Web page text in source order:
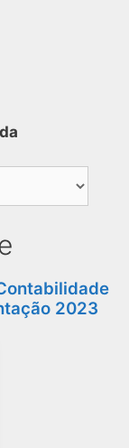
2023